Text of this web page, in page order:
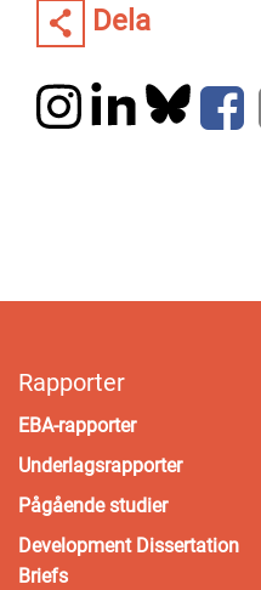
Dela
Rapporter
EBA-rapporter
Underlagsrapporter
Pågående studier
Development Dissertation
Briefs